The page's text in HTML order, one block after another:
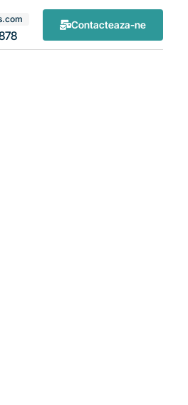
Contacteaza-ne